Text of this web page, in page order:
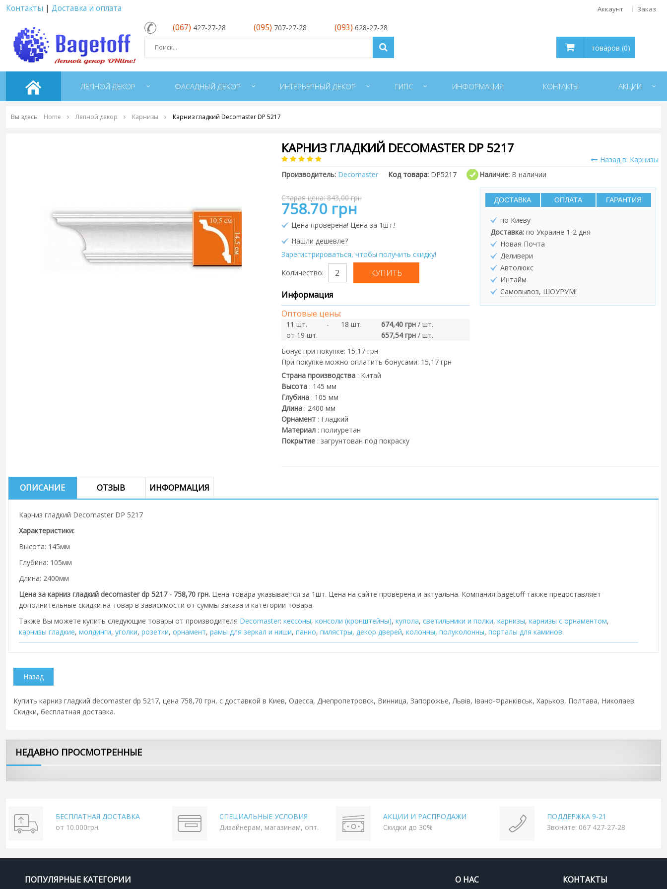
Контакты | Доставка и оплата Аккаунт Заказ
(067) 427-27-28 (095) 707-27-28 (093) 628-27-28
товаров (0)
ЛЕПНОЙ ДЕКОР ФАСАДНЫЙ ДЕКОР ИНТЕРЬЕРНЫЙ ДЕКОР ГИПС ИНФОРМАЦИЯ КОНТАКТЫ АКЦИИ
Вы здесь: Home Лепной декор Карнизы Карниз гладкий Decomaster DP 5217
КАРНИЗ ГЛАДКИЙ DECOMASTER DP 5217
Назад в: Карнизы
Производитель: Decomaster Код товара: DP5217 Наличие: В наличии
Старая цена: 843,00 грн
758.70 грн
Цена проверена! Цена за 1шт.!
Нашли дешевле?
Зарегистрироваться, чтобы получить скидку!
Количество:
Информация
Оптовые цены:
11 шт. - 18 шт. 674,40 грн / шт.
от 19 шт.
657,54 грн / шт.
Бонус при покупке: 15,17 грн
При покупке можно оплатить бонусами: 15,17 грн
Страна производства: Китай
Высота: 145 мм
Глубина: 105 мм
Длина: 2400 мм
Орнамент: Гладкий
Материал: полиуретан
Покрытие: загрунтован под покраску
ДОСТАВКА ОПЛАТА ГАРАНТИЯ
по Киеву
Доставка: по Украине 1-2 дня
Новая Почта
Деливери
Автолюкс
Интайм
Самовывоз, ШОУРУМ!
ОПИСАНИЕ ОТЗЫВ ИНФОРМАЦИЯ
Карниз гладкий Decomaster DP 5217
Характеристики:
Высота: 145мм
Глубина: 105мм
Длина: 2400мм
Цена за карниз гладкий decomaster dp 5217 - 758,70 грн. Цена товара указывается за 1шт. Цена на сайте проверена и актуальна. Компания bagetoff также предоставляет
дополнительные скидки на товар в зависимости от суммы заказа и категории товара.
Также Вы можете купить следующие товары от производителя Decomaster: кессоны, консоли (кронштейны), купола, cветильники и полки, карнизы, карнизы с орнаментом,
карнизы гладкие, молдинги, уголки, розетки, орнамент, рамы для зеркал и ниши, панно, пилястры, декор дверей, колонны, полуколонны, порталы для каминов.
Купить карниз гладкий decomaster dp 5217, цена 758,70 грн, с доставкой в Киев, Одесса, Днепропетровск, Винница, Запорожье, Львів, Івано-Франківськ, Харьков, Полтава, Николаев.
Скидки, бесплатная доставка.
НЕДАВНО ПРОСМОТРЕННЫЕ
БЕСПЛАТНАЯ ДОСТАВКА
от 10.000грн.
СПЕЦИАЛЬНЫЕ УСЛОВИЯ
Дизайнерам, магазинам, опт.
АКЦИИ И РАСПРОДАЖИ
Скидки до 30%
ПОДДЕРЖКА 9-21
Звоните: 067 427-27-28
ПОПУЛЯРНЫЕ КАТЕГОРИИ О НАС КОНТАКТЫ